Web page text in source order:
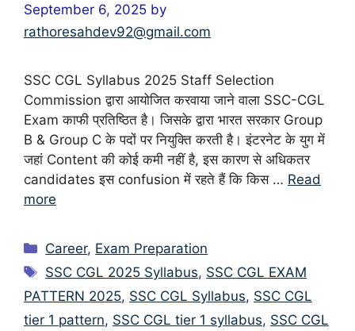
September 6, 2025 by
rathoresahdev92@gmail.com
SSC CGL Syllabus 2025 Staff Selection
Commission द्वारा आयोजित करवाया जाने वाला SSC-CGL
Exam काफी प्रतिष्ठित है। जिसके द्वारा भारत सरकार Group
B & Group C के पदों पर नियुक्ति करती है। इंटरनेट के युग में
जहां Content की कोई कमी नहीं है, इस कारण से अधिकतर
candidates इस confusion में रहते हैं कि किस … Read
more
Categories
Career, Exam Preparation
Tags
SSC CGL 2025 Syllabus, SSC CGL EXAM
PATTERN 2025, SSC CGL Syllabus, SSC CGL
tier 1 pattern, SSC CGL tier 1 syllabus, SSC CGL